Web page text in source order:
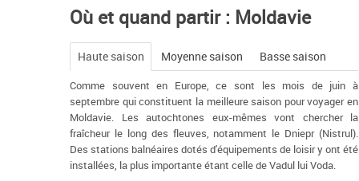
Où et quand partir : Moldavie
Haute saison Moyenne saison Basse saison
Comme souvent en Europe, ce sont les mois de juin à
septembre qui constituent la meilleure saison pour voyager en
Moldavie. Les autochtones eux-mêmes vont chercher la
fraîcheur le long des fleuves, notamment le Dniepr (Nistrul).
Des stations balnéaires dotés d'équipements de loisir y ont été
installées, la plus importante étant celle de Vadul lui Voda.